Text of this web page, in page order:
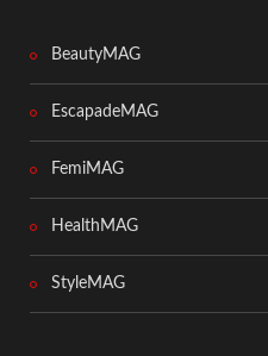
BeautyMAG
EscapadeMAG
FemiMAG
HealthMAG
StyleMAG